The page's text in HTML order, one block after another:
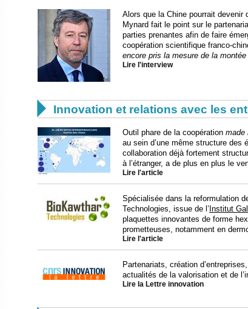
Alors que la Chine pourrait devenir
Mynard fait le point sur le
parties prenantes afin de faire
coopération scientifique franco-
encore pris la mesure de la
Lire l'interview
 Innovation et relations avec les
Outil phare de la coopération made
au sein d’une même structure des
collaboration déjà fortement
à l’étranger, a de plus en plus le
Lire l'article
Spécialisée dans la reformulation
Technologies, issue de l’Institut
plaquettes innovantes de forme
prometteuses, notamment en
Lire l'article
Partenariats, création
actualités de la valorisation et de
Lire la Lettre innovation